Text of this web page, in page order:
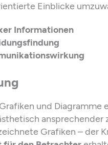
Einblicke
Informationen
und Diagramme
ansprechender
Grafiken – der